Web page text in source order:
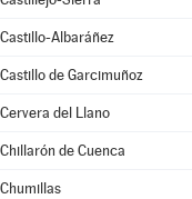
Castillo-Albaráñez
Castillo de Garcimuñoz
Cervera del Llano
Chillarón de Cuenca
Chumillas